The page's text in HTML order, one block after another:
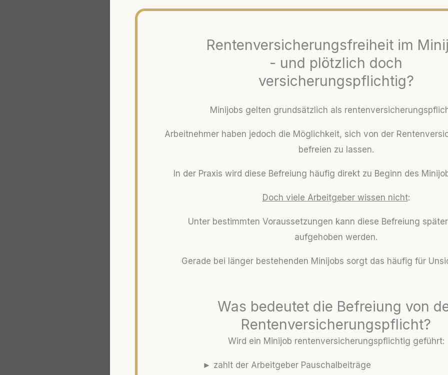
Rentenversicherungsfreiheit im
- und plötzlich doch
versicherungspflichtig?
Minijobs gelten grundsätzlich als
Arbeitnehmer haben jedoch die Möglichkeit, sich von der
befreien zu lassen.
In der Praxis wird diese Befreiung häufig direkt zu Beginn des
Doch viele Arbeitgeber wissen nicht:
Unter bestimmten Voraussetzungen kann diese Befreiung
aufgehoben werden.
Gerade bei länger bestehenden Minijobs sorgt das häufig für
Was bedeutet die Befreiung von
Rentenversicherungspflicht?
Wird ein Minijob rentenversicherungspflichtig geführt:
► zahlt der Arbeitgeber Pauschalbeiträge